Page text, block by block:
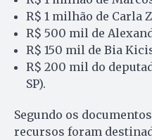
R$ 1 milhão de Carla
R$ 500 mil de
R$ 150 mil de Bia
R$ 200 mil do
SP).
Segundo os
recursos foram